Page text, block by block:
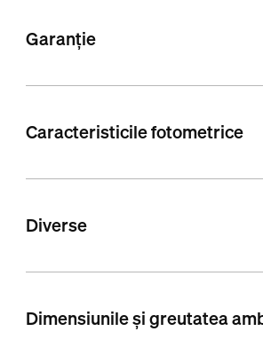
Garanție
Caracteristicile fotometrice
Diverse
Dimensiunile și greutatea